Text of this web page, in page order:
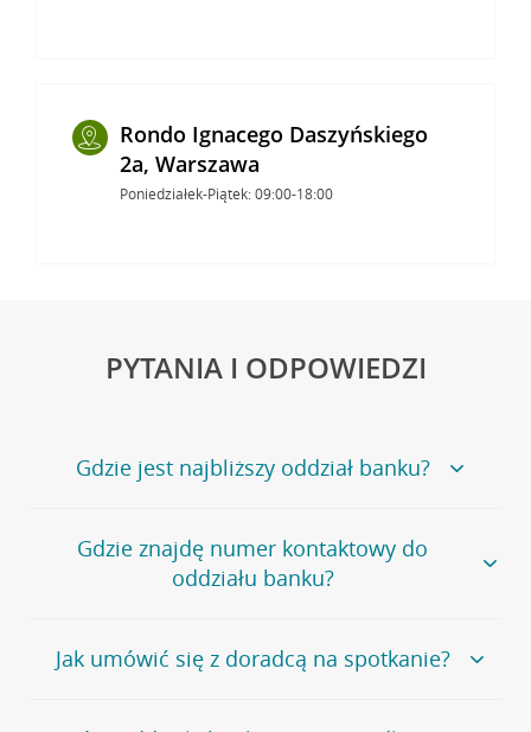
Rondo Ignacego Daszyńskiego
2a, Warszawa
Poniedziałek-Piątek: 09:00-18:00
PYTANIA I ODPOWIEDZI
Gdzie jest najbliższy oddział banku?
Jeśli szukasz oddziału naszego banku, zapraszamy na
stronęPlacówki i bankomaty, na której znajduje się
wygodna wyszukiwarka.
oddziałów
Gdzie znajdę numer kontaktowy do
oddziału banku?
Bank Credit Agricole nie udostępnia ogólnego numeru
telefonu do placówki bankowej.
Jak umówić się z doradcą na spotkanie?